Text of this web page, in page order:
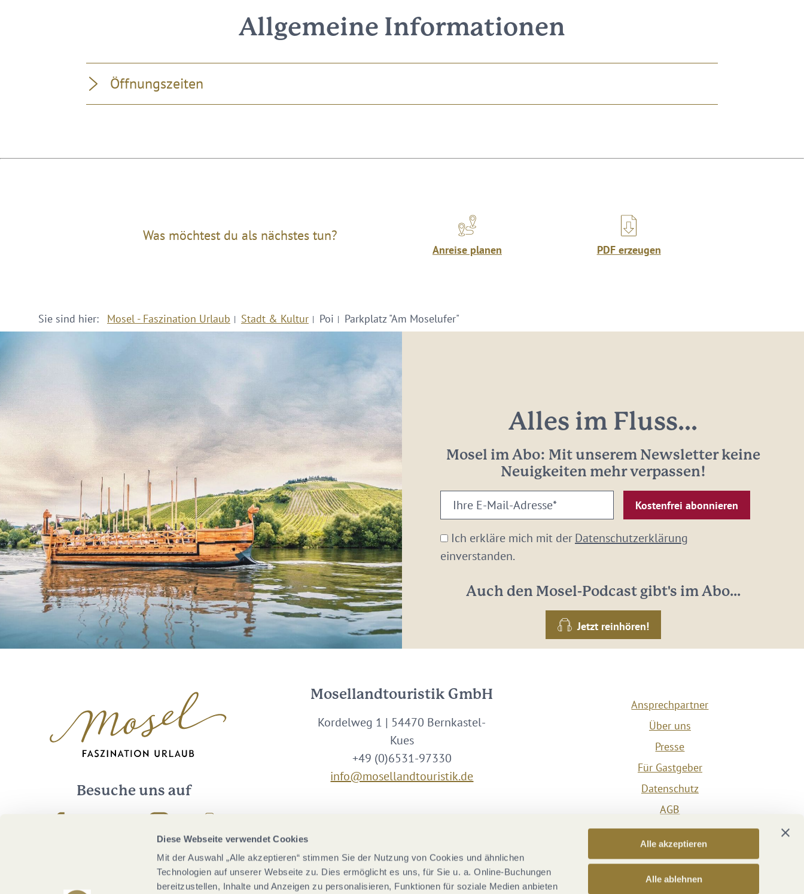
Diese Webseite verwendet Cookies
Mit der Auswahl „Alle akzeptieren“ stimmen Sie der Nutzung von Cookies und ähnlichen
Technologien auf unserer Webseite zu. Dies ermöglicht es uns, für Sie u. a. Online-Buchungen
bereitzustellen, Inhalte und Anzeigen zu personalisieren, Funktionen für soziale Medien anbieten
Alle akzeptieren
Alle ablehnen
Allgemeine Informationen
Öffnungszeiten
Was möchtest du als nächstes tun?
Anreise planen PDF erzeugen
Sie sind hier: Mosel - Faszination Urlaub Stadt & Kultur Poi Parkplatz "Am Moselufer"
Alles im Fluss...
Mosel im Abo: Mit unserem Newsletter keine
Neuigkeiten mehr verpassen!
Ihre
E-
Mail-
Adresse:
Ich erkläre mich mit derDatenschutzerklärung
einverstanden.
Auch den Mosel-Podcast gibt's im Abo...
Jetzt reinhören!
Besuche uns auf
Mosellandtouristik GmbH
Kordelweg 1 | 54470 Bernkastel-
Kues
+49 (0)6531-97330
info@mosellandtouristik.de
Ansprechpartner
Über uns
Presse
Für Gastgeber
Datenschutz
AGB
Impressum
Barrierefreiheit
Vertrag widerrufen